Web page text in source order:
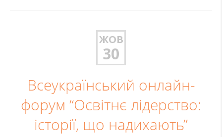
ЖОВ
30
Всеукраїнський онлайн-
форум “Освітнє лідерство:
історії, що надихають”